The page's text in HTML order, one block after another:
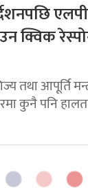
क्विक
तथा आपूर्ति
कुनै पनि